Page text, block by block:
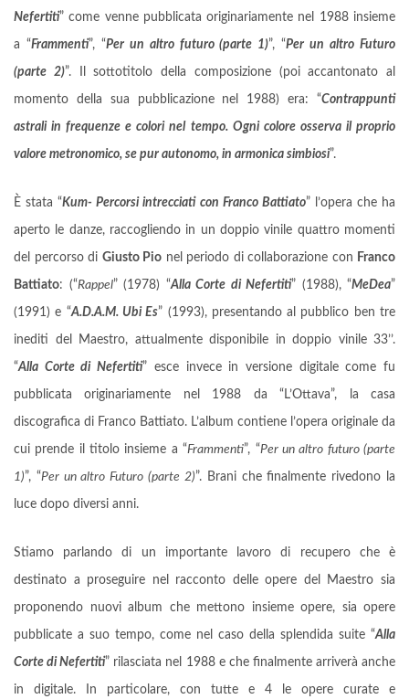
Nefertiti” come venne pubblicata originariamente nel 1988 insieme
a “Frammenti”, “Per un altro futuro (parte 1)”, “Per un altro Futuro
(parte 2)”. Il sottotitolo della composizione (poi accantonato al
momento della sua pubblicazione nel 1988) era: “Contrappunti
astrali in frequenze e colori nel tempo. Ogni colore osserva il proprio
valore metronomico, se pur autonomo, in armonica simbiosi”.
È stata “Kum- Percorsi intrecciati con Franco Battiato” l’opera che ha
aperto le danze, raccogliendo in un doppio vinile quattro momenti
del percorso di Giusto Pio nel periodo di collaborazione con Franco
Battiato: (“Rappel” (1978) “Alla Corte di Nefertiti” (1988), “MeDea”
(1991) e “A.D.A.M. Ubi Es” (1993), presentando al pubblico ben tre
inediti del Maestro, attualmente disponibile in doppio vinile 33’’.
“Alla Corte di Nefertiti” esce invece in versione digitale come fu
pubblicata originariamente nel 1988 da “L’Ottava”, la casa
discografica di Franco Battiato. L’album contiene l’opera originale da
cui prende il titolo insieme a “Frammenti”, “Per un altro futuro (parte
1)”, “Per un altro Futuro (parte 2)”. Brani che finalmente rivedono la
luce dopo diversi anni.
Stiamo parlando di un importante lavoro di recupero che è
destinato a proseguire nel racconto delle opere del Maestro sia
proponendo nuovi album che mettono insieme opere, sia opere
pubblicate a suo tempo, come nel caso della splendida suite “Alla
Corte di Nefertiti” rilasciata nel 1988 e che finalmente arriverà anche
in digitale. In particolare, con tutte e 4 le opere curate e